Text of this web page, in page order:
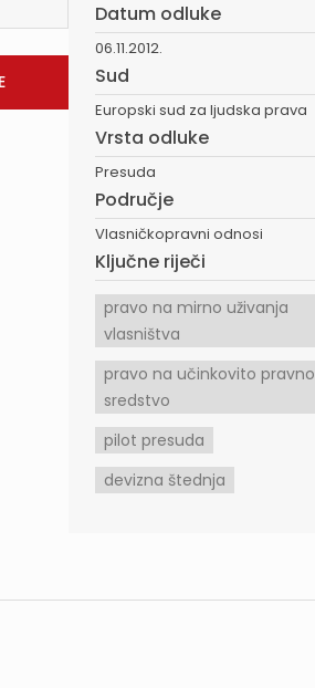
Datum odluke
06.11.2012.
Sud
Europski sud za ljudska prava
Vrsta odluke
Presuda
Područje
Vlasničkopravni odnosi
Ključne riječi
pravo na mirno uživanja
vlasništva
pravo na učinkovito pravno
sredstvo
pilot presuda
devizna štednja